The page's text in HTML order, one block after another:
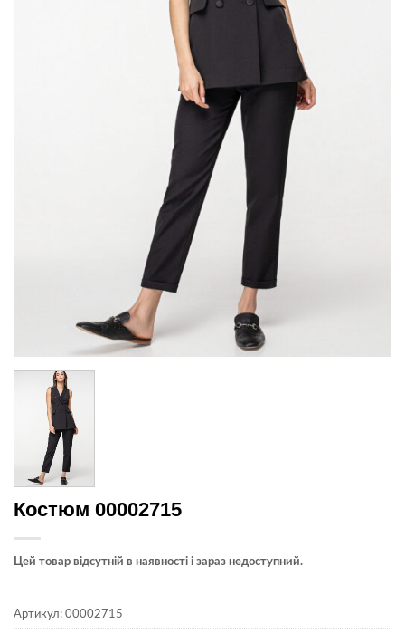
Костюм 00002715
Цей товар відсутній в наявності і зараз недоступний.
Артикул: 00002715